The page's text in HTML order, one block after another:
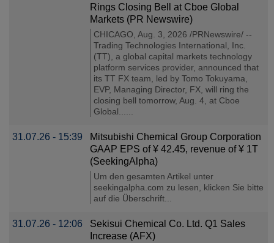
Rings Closing Bell at Cboe Global
Markets (PR Newswire)
CHICAGO, Aug. 3, 2026 /PRNewswire/ --
Trading Technologies International, Inc.
(TT), a global capital markets technology
platform services provider, announced that
its TT FX team, led by Tomo Tokuyama,
EVP, Managing Director, FX, will ring the
closing bell tomorrow, Aug. 4, at Cboe
Global......
31.07.26 - 15:39
Mitsubishi Chemical Group Corporation
GAAP EPS of ¥ 42.45, revenue of ¥ 1T
(SeekingAlpha)
Um den gesamten Artikel unter
seekingalpha.com zu lesen, klicken Sie bitte
auf die Überschrift...
31.07.26 - 12:06
Sekisui Chemical Co. Ltd. Q1 Sales
Increase (AFX)